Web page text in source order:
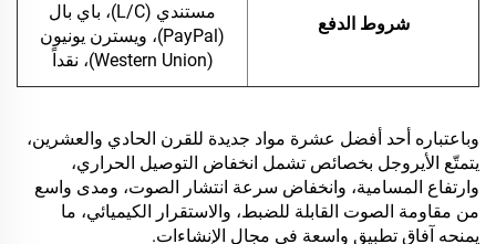
شروط الدفع
مستندي (L/C)، باي بال
(PayPal)، ويسترن يونيون
(Western Union)، نقداً
وباعتباره أحد أفضل عشرة مواد جديدة للقرن الحادي والعشرين،
يتمتّع الأيروجل بخصائص تشمل انخفاض التوصيل الحراري،
وارتفاع المسامية، وانخفاض سرعة انتشار الصوت، ومدى واسع
من مقاومة الصوت القابلة للضبط، والاستقرار الكيميائي، ما
يمنحه آفاق تطبيق واسعة في مجال الإنشاءات.